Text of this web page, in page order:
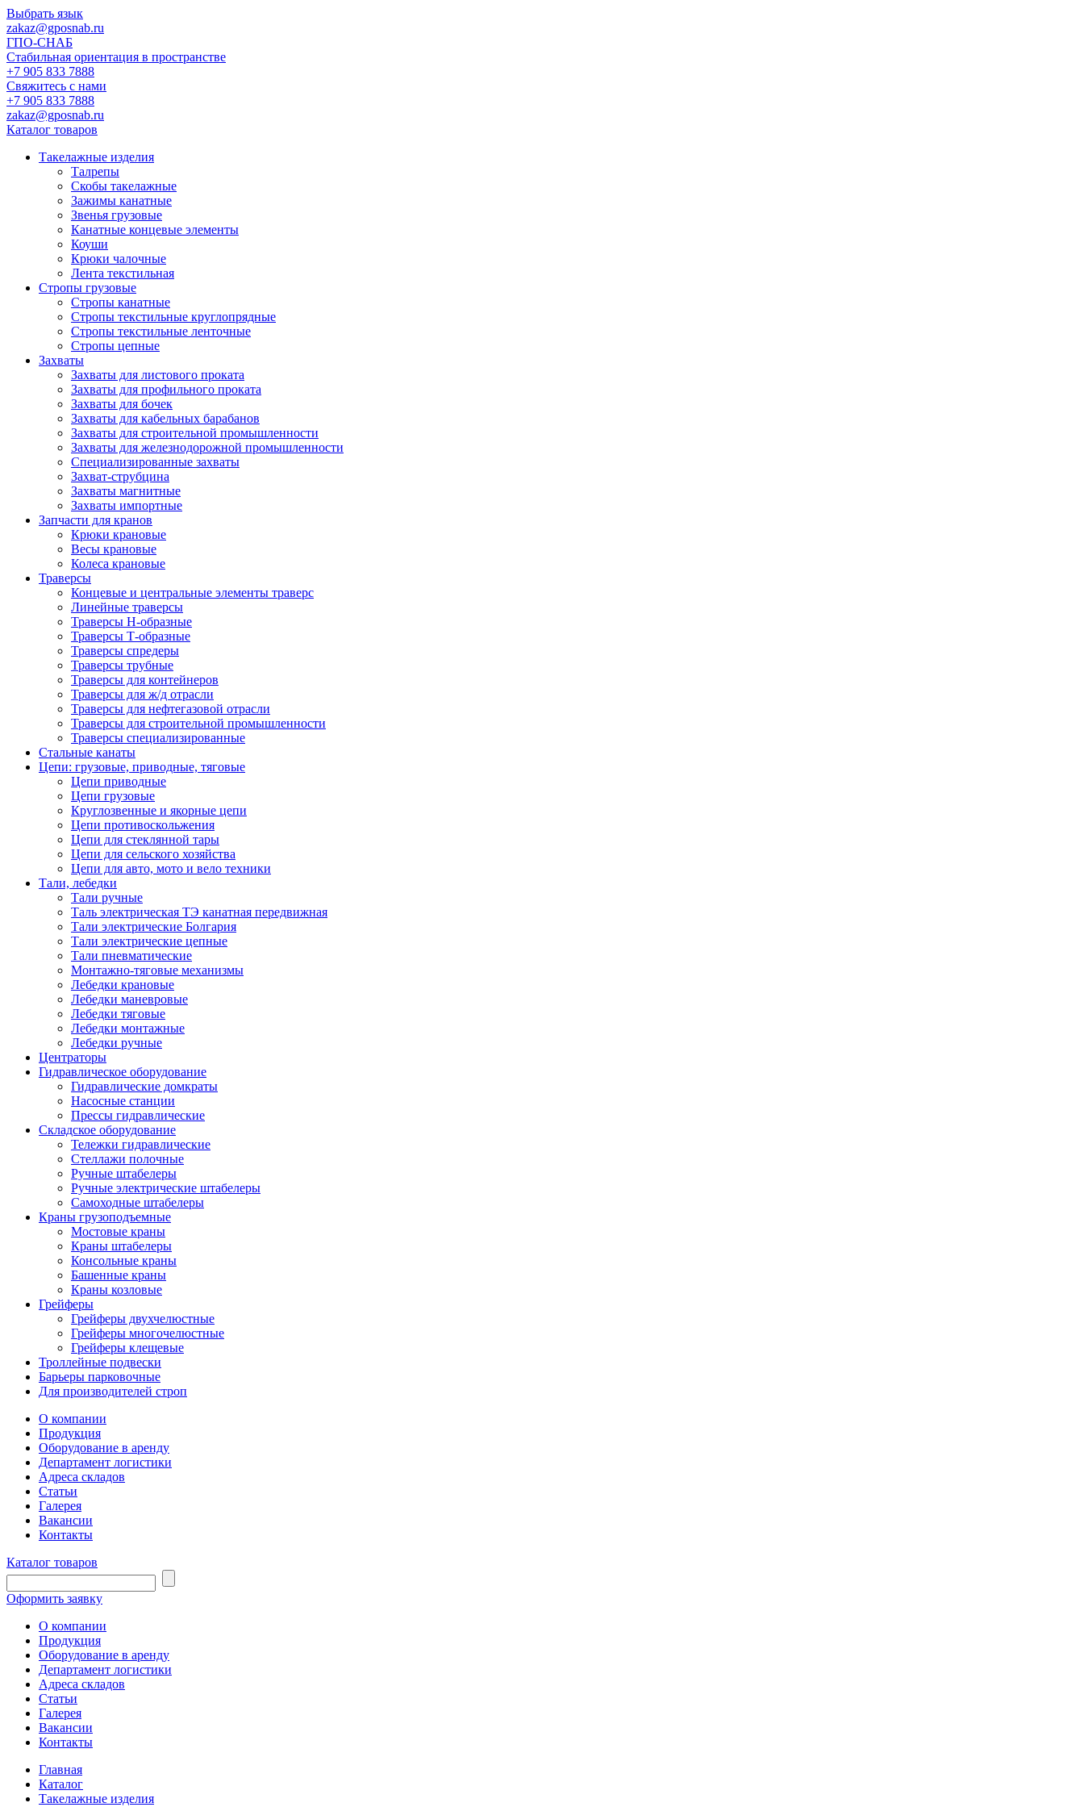
Выбрать язык
zakaz@gposnab.ru
ГПО-СНАБ
Стабильная ориентация в пространстве
+7 905 833 7888
Свяжитесь с нами
+7 905 833 7888
zakaz@gposnab.ru
Каталог товаров
Такелажные изделия
Талрепы
Скобы такелажные
Зажимы канатные
Звенья грузовые
Канатные концевые элементы
Коуши
Крюки чалочные
Лента текстильная
Стропы грузовые
Стропы канатные
Стропы текстильные круглопрядные
Стропы текстильные ленточные
Стропы цепные
Захваты
Захваты для листового проката
Захваты для профильного проката
Захваты для бочек
Захваты для кабельных барабанов
Захваты для строительной промышленности
Захваты для железнодорожной промышленности
Специализированные захваты
Захват-струбцина
Захваты магнитные
Захваты импортные
Запчасти для кранов
Крюки крановые
Весы крановые
Колеса крановые
Траверсы
Концевые и центральные элементы траверс
Линейные траверсы
Траверсы Н-образные
Траверсы Т-образные
Траверсы спредеры
Траверсы трубные
Траверсы для контейнеров
Траверсы для ж/д отрасли
Траверсы для нефтегазовой отрасли
Траверсы для строительной промышленности
Траверсы специализированные
Стальные канаты
Цепи: грузовые, приводные, тяговые
Цепи приводные
Цепи грузовые
Круглозвенные и якорные цепи
Цепи противоскольжения
Цепи для стеклянной тары
Цепи для сельского хозяйства
Цепи для авто, мото и вело техники
Тали, лебедки
Тали ручные
Таль электрическая ТЭ канатная передвижная
Тали электрические Болгария
Тали электрические цепные
Тали пневматические
Монтажно-тяговые механизмы
Лебедки крановые
Лебедки маневровые
Лебедки тяговые
Лебедки монтажные
Лебедки ручные
Центраторы
Гидравлическое оборудование
Гидравлические домкраты
Насосные станции
Прессы гидравлические
Складское оборудование
Тележки гидравлические
Cтеллажи полочные
Ручные штабелеры
Ручные электрические штабелеры
Самоходные штабелеры
Краны грузоподъемные
Мостовые краны
Краны штабелеры
Консольные краны
Башенные краны
Краны козловые
Грейферы
Грейферы двухчелюстные
Грейферы многочелюстные
Грейферы клещевые
Троллейные подвески
Барьеры парковочные
Для производителей строп
О компании
Продукция
Оборудование в аренду
Департамент логистики
Адреса складов
Статьи
Галерея
Вакансии
Контакты
Каталог товаров
Оформить заявку
О компании
Продукция
Оборудование в аренду
Департамент логистики
Адреса складов
Статьи
Галерея
Вакансии
Контакты
Главная
Каталог
Такелажные изделия